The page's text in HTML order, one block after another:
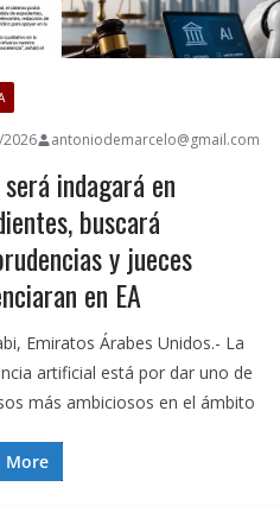
antoniodemarcelo@gmail.com
indagará en
buscará
y jueces
en EA
Emiratos Árabes Unidos.- La
artificial está por dar uno de
más ambiciosos en el ámbito
More